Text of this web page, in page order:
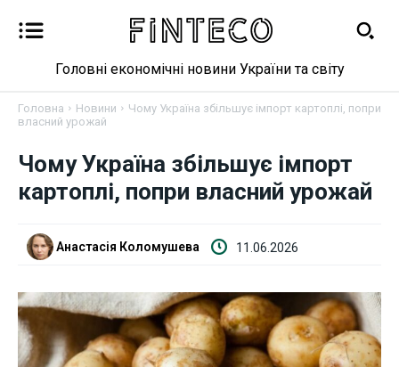
Новини
Валютний ринок
Криптовалюта
Головні економічні новини України та світу
Головна Новини
Чому Україна збільшує імпорт картоплі, попри
власний урожай
Чому Україна збільшує імпорт
картоплі, попри власний урожай
Анастасія Коломушева 11.06.2026